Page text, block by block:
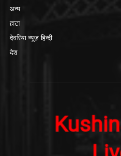
अन्य
हाटा
देवरिया न्यूज़ हिन्दी
देश